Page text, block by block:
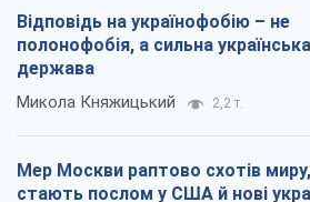
Відповідь на українофобію – не
полонофобія, а сильна українська
держава
Микола Княжицький 2,2 т.
Мер Москви раптово схотів
стають послом у США й нові